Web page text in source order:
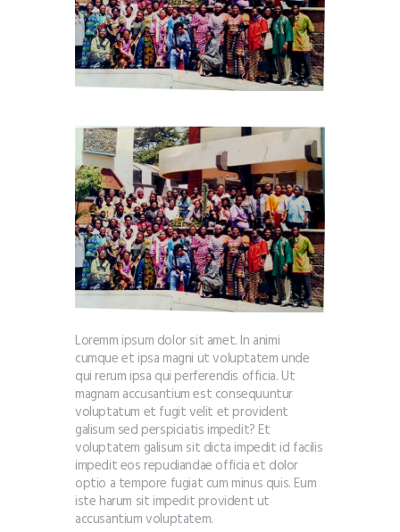
Loremm ipsum dolor sit amet. In animi
cumque et ipsa magni ut voluptatem unde
qui rerum ipsa qui perferendis officia. Ut
magnam accusantium est consequuntur
voluptatum et fugit velit et provident
galisum sed perspiciatis impedit? Et
voluptatem galisum sit dicta impedit id facilis
impedit eos repudiandae officia et dolor
optio a tempore fugiat cum minus quis. Eum
iste harum sit impedit provident ut
accusantium voluptatem.